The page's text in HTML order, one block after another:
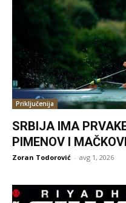
Priključenija
SRBIJA IMA
PIMENOV I
Zoran Todorović - avg 1, 2026